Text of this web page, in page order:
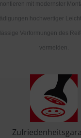
mit modernster
hochwertiger
Verformungen des
vermeiden.